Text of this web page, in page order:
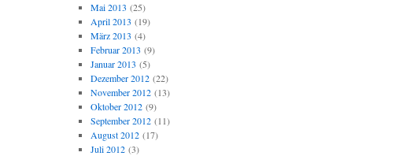
Mai 2013 (25)
April 2013 (19)
März 2013 (4)
Februar 2013 (9)
Januar 2013 (5)
Dezember 2012(22)
November 2012(13)
Oktober 2012(9)
September 2012(11)
August 2012(17)
Juli 2012(3)